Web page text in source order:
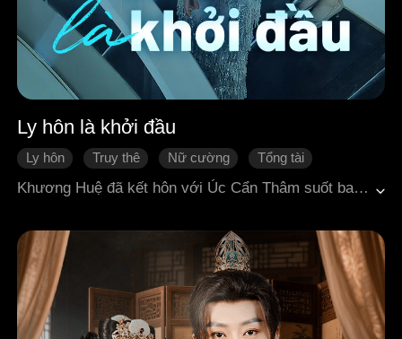
Ly hôn là khởi đầu
Ly hôn Truy thê Nữ cường
Tổng tài
Quá trình thay đổi của nhân vật
Khương Huệ đã kết hôn với Úc Cẩn Thâm suốt ba năm, giặt giũ nấu nướng, rót trà bưng nước, nhưng vẫn không thể sưởi ấm trái tim anh. Người trong lòng của anh vu oan cho cô, vậy mà anh lại bắt cô hiến một quả thận để bồi thường cho người đó. Tỉnh ngộ, cô ném xuống đơn ly hôn, thành toàn cho anh và người trong lòng của anh. Úc Cẩn Thâm cho rằng rời xa anh, cô sẽ không thể sống nổi. Thế nhưng ngay ngày hôm sau, Khương Huệ xuất hiện trên bản tin, hóa ra cô chính là thiên kim tiểu thư của siêu hào môn nhà họ Khương. Sau ly hôn, khi gặp lại, nhìn Khương Huệ rực rỡ hào quang, anh hối hận không kịp. Đến lúc này anh mới nhận ra, mình đã yêu cô. Liệu anh còn có thể theo đuổi lại cô lần nữa không?